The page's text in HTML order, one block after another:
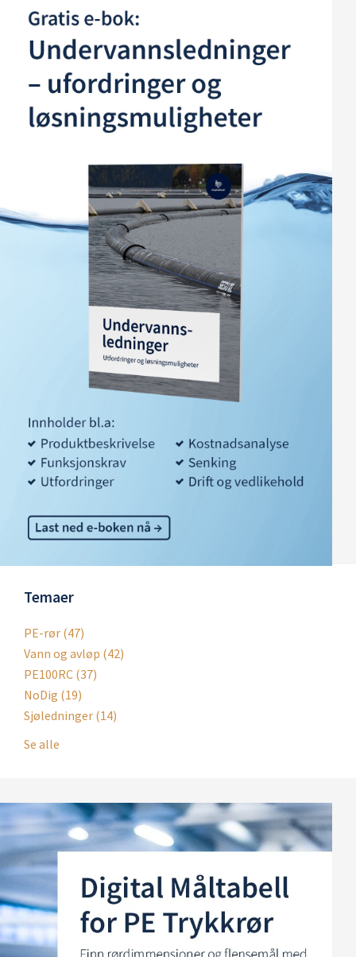
Du kan når som helst endre dine preferanser for kommunikasjon.
Mer info i vårpersonvernerklæring
Temaer
PE-rør (47)
Vann og avløp (42)
PE100RC (37)
NoDig (19)
Sjøledninger (14)
Se alle